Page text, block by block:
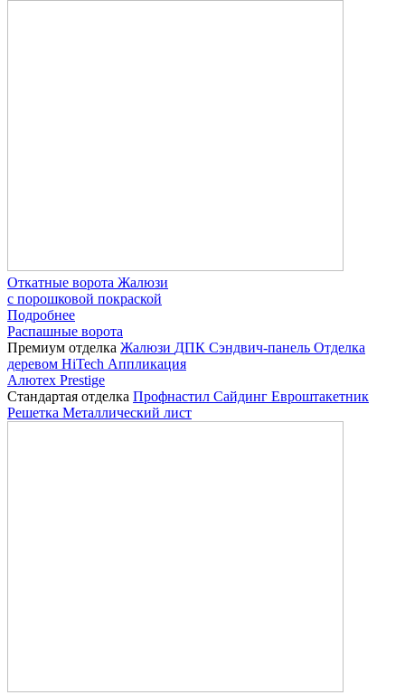
Откатные ворота Жалюзи
с порошковой покраской
Подробнее
Распашные ворота
Премиум отделка Жалюзи ДПК Сэндвич-панель Отделка
деревом HiTech Аппликация
Алютех Prestige
Стандартая отделка Профнастил Сайдинг Евроштакетник
Решетка Металлический лист